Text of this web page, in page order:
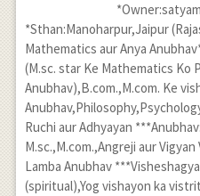
*Sthan:Manoharpur,Jaipur
Mathematics aur Anya
(M.sc. star Ke Mathematics Ko
Anubhav),B.com.,M.com. Ke
Ruchi aur Adhyayan
M.sc.,M.com.,Angreji aur
Lamba Anubhav
(spiritual),Yog vishayon ka